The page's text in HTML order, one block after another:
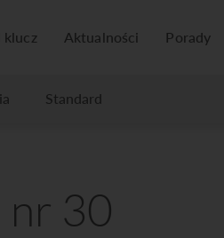
klucz Aktualności Porady
Standard
nr 30